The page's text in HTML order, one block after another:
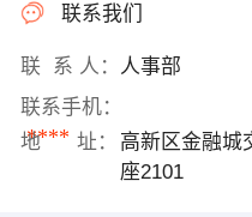
联系我们
联 系 人： 人事部
联系手机：
****
地 址：
高新区金融城
座2101